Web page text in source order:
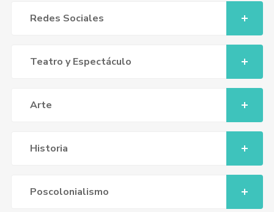
Redes Sociales
Teatro y Espectáculo
Arte
Historia
Poscolonialismo